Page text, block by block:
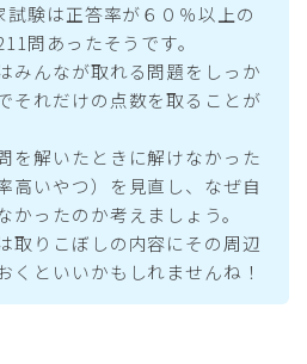
試験は正答率が６０％以上の
問あったそうです。
みんなが取れる問題をしっか
それだけの点数を取ることが
を解いたときに解けなかった
高いやつ）を見直し、なぜ自
かったのか考えましょう。
取りこぼしの内容にその周辺
くといいかもしれませんね！